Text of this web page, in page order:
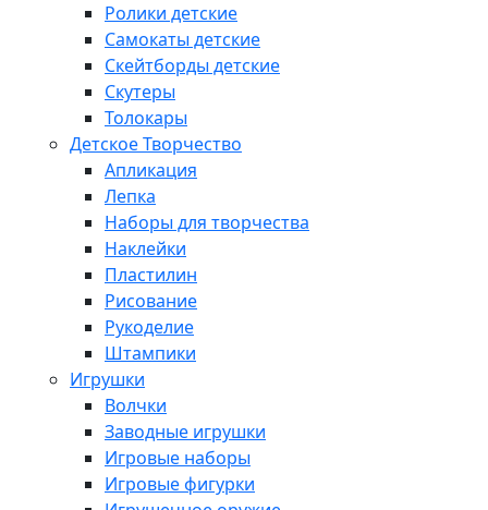
Ролики детские
Самокаты детские
Скейтборды детские
Скутеры
Толокары
Детское Творчество
Апликация
Лепка
Наборы для творчества
Наклейки
Пластилин
Рисование
Рукоделие
Штампики
Игрушки
Волчки
Заводные игрушки
Игровые наборы
Игровые фигурки